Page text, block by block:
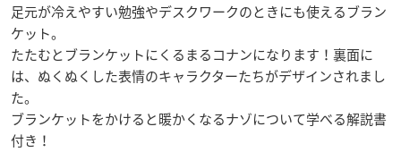
足元が冷えやすい勉強やデスクワークのときにも使えるブラン
ケット。
たたむとブランケットにくるまるコナンになります！裏面に
は、ぬくぬくした表情のキャラクターたちがデザインされまし
た。
ブランケットをかけると暖かくなるナゾについて学べる解説書
付き！